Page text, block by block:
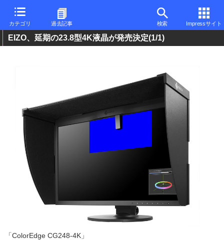
カテゴリ 過去記事 検索 Impressサイト
EIZO、延期の23.8型4K液晶が発売決定(1/1)
「ColorEdge CG248-4K」